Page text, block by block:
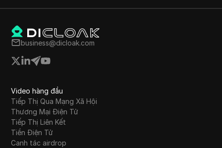
business@dicloak.com
Video hàng đầu
Tiếp Thị Qua Mạng Xã Hội
Thương Mại Điện Tử
Tiếp Thị Liên Kết
Tiền Điện Tử
Canh tác airdrop